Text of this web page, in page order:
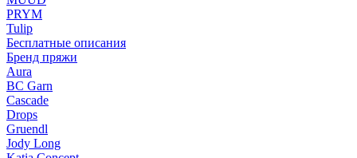
PRYM
Tulip
Бесплатные описания
Бренд пряжи
Aura
BC Garn
Cascade
Drops
Gruendl
Jody Long